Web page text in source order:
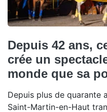
Depuis 42 ans,
crée un
monde que sa
Depuis plus de quarante
Saint-Martin-en-Haut